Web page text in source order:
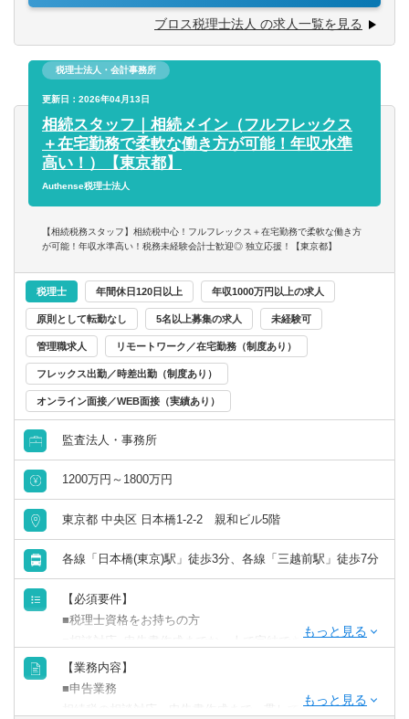
押し！
業務として税務に触れながら、スキルアップを目指せま
す。
■入力済み会計データのチェック
【使用ソフト】
■MJS・EPSON・弥生・freee
＼POINT／
お客様とのやり取りは基本的には代表が行いフィードバッ
足りない情報などを補いつつ、作業を進めていただきま
す。
【将来のキャリアパス】
業務に慣れた後はあなたの意欲や志向に応じ、「お客様と
直接やり取り」や「知識が必要な業務」などをご担当いた
だくことも可能です。
さらに当法人は相続・資産税の相談も多いため、幅広い知
識・スキルを身につける機会も豊富！
将来、税理士資格取得を目指す方は、相続などの経験を積
みキャリアアップも目指せます。
ブロス税理士法人 の求人一覧を見る
税理士法人・会計事務所
更新日：2026年04月13日
相続スタッフ｜相続メイン（フルフレックス
＋在宅勤務で柔軟な働き方が可能！年収水準
高い！）【東京都】
Authense税理士法人
【相続税務スタッフ】相続税中心！フルフレックス＋在宅勤務で柔軟な働き方
が可能！年収水準高い！税務未経験会計士歓迎◎ 独立応援！【東京都】
税理士 年間休日120日以上 年収1000万円以上の求人
原則として転勤なし 5名以上募集の求人 未経験可
管理職求人 リモートワーク／在宅勤務（制度あり）
フレックス出勤／時差出勤（制度あり）
オンライン面接／WEB面接（実績あり）
監査法人・事務所
1200万円～1800万円
東京都 中央区 日本橋1-2-2 親和ビル5階
各線「日本橋(東京)駅」徒歩3分、各線「三越前駅」徒歩7分
【必須要件】
■税理士資格をお持ちの方
■相談対応~申告書作成までお一人で完結できる方
【歓迎要件】
【業務内容】
■申告業務
相続税の相談対応～申告書作成まで一貫して対応いただき